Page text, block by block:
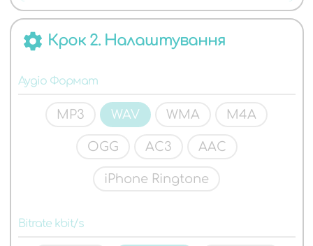
ФОРМАТІВ
settings Крок 2. Налаштування
Аудіо Формат
MP3 WAV WMA M4A
OGG AC3 AAC
iPhone Ringtone
Bitrate kbit/s